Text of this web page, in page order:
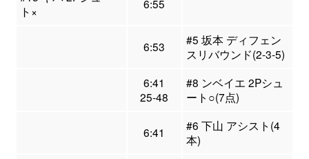
ト×
6:55
6:53
#5 坂本 ディフェン
スリバウンド(2-3-5)
6:41
25-48
#8 ンベイエ 2Pシュ
ート○(7点)
6:41
#6 下山 アシスト(4
本)